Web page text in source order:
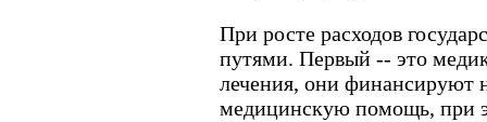
При росте расходов
путями. Первый -- это
лечения, они финансируют
медицинскую помощь, при